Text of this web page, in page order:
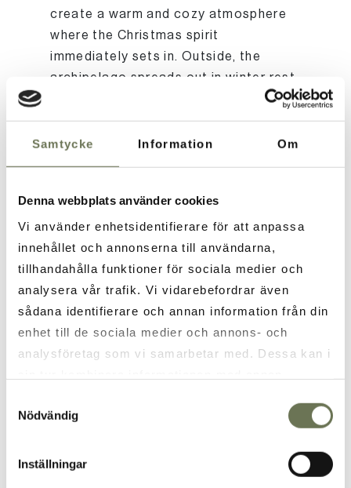
Samtycke Information Om
Denna webbplats använder cookies
Vi använder enhetsidentifierare för att anpassa
innehållet och annonserna till användarna,
tillhandahålla funktioner för sociala medier och
analysera vår trafik. Vi vidarebefordrar även
sådana identifierare och annan information från din
enhet till de sociala medier och annons- och
analysföretag som vi samarbetar med. Dessa kan i
har samlat in när du har använt deras tjänster. Läs
Nödvändig
Inställningar
create a warm and cozy atmosphere
where the Christmas spirit
immediately sets in. Outside, the
archipelago spreads out in winter rest
comfortable overnight stay awaits
with time to enjoy the peace, the sea
Information
INCLUDED IN CHRISTMAS EXPERIENCE
FAIRYTALE ENDING